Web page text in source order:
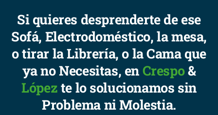
Si quieres desprenderte de ese
Sofá, Electrodoméstico, la mesa,
o tirar la Librería, o la Cama que
ya no Necesitas, enCrespo&
Lópezte lo solucionamos sin
Problema ni Molestia.